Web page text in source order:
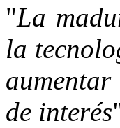
"La
la
de interés